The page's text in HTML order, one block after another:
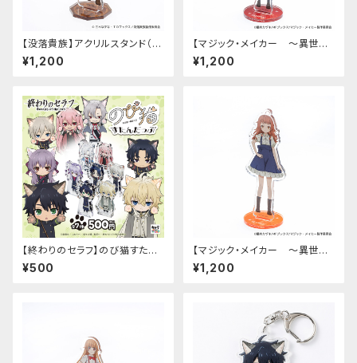
【没落貴族】アクリルスタンド（リ
アム）
¥1,200
【マジック・メイカー ～異世界
魔法の作り方～】アクリルスタン
ド（シオン）
¥1,200
【終わりのセラフ】のび猫すたん
だっぷ
¥500
【マジック・メイカー ～異世界
魔法の作り方～】アクリルスタン
ド（マリー）
¥1,200